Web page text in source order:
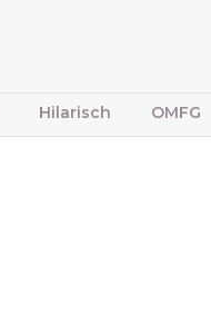
Hilarisch OMFG